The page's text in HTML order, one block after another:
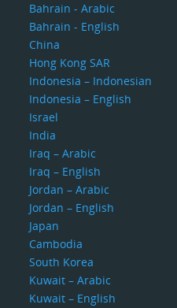
Bahrain - Arabic
Bahrain - English
China
Hong Kong SAR
Indonesia – Indonesian
Indonesia – English
Israel
India
Iraq – Arabic
Iraq – English
Jordan – Arabic
Jordan – English
Japan
Cambodia
South Korea
Kuwait – Arabic
Kuwait – English